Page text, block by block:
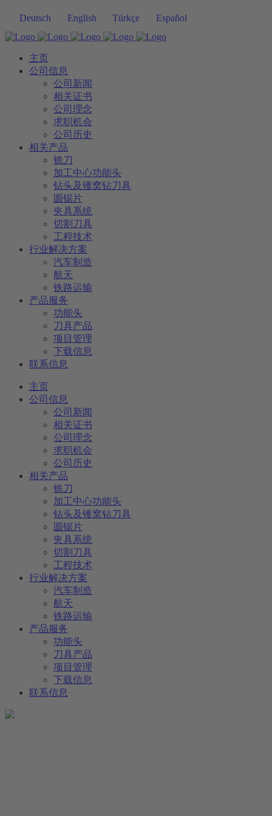
Deutsch English Türkçe Español
主页
公司信息
公司新闻
相关证书
公司理念
求职机会
公司历史
相关产品
铣刀
加工中心功能头
钻头及镬窝钻刀具
圆锯片
夹具系统
切割刀具
工程技术
行业解决方案
汽车制造
航天
铁路运输
产品服务
功能头
刀具产品
项目管理
下载信息
联系信息
主页
公司信息
公司新闻
相关证书
公司理念
求职机会
公司历史
相关产品
铣刀
加工中心功能头
钻头及镬窝钻刀具
圆锯片
夹具系统
切割刀具
工程技术
行业解决方案
汽车制造
航天
铁路运输
产品服务
功能头
刀具产品
项目管理
下载信息
联系信息